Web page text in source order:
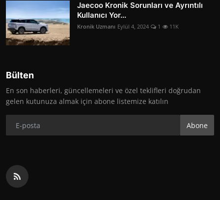
Jaecoo Kronik Sorunları ve Ayrıntılı
Kullanıcı Yor...
Kronik Uzmanı Eylül 4, 2024 1 11K
Bülten
En son haberleri, güncellemeleri ve özel teklifleri doğrudan
gelen kutunuza almak için abone listemize katılın
Abone